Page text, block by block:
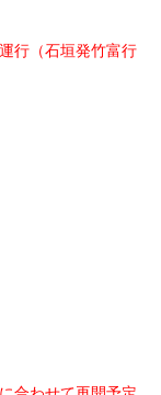
行（石垣発竹富行